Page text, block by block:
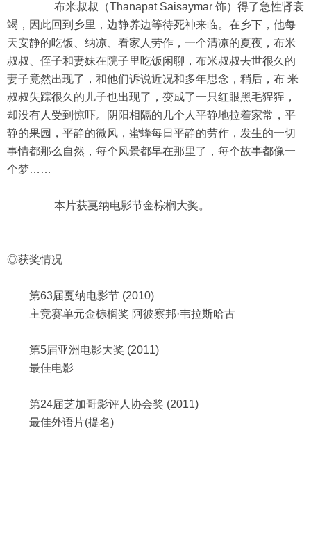
布米叔叔（Thanapat Saisaymar 饰）得了急性肾衰
竭，因此回到乡里，边静养边等待死神来临。在乡下，他每
天安静的吃饭、纳凉、看家人劳作，一个清凉的夏夜，布米
叔叔、侄子和妻妹在院子里吃饭闲聊，布米叔叔去世很久的
妻子竟然出现了，和他们诉说近况和多年思念，稍后，布 米
叔叔失踪很久的儿子也出现了，变成了一只红眼黑毛猩猩，
却没有人受到惊吓。阴阳相隔的几个人平静地拉着家常，平
静的果园，平静的微风，蜜蜂每日平静的劳作，发生的一切
事情都那么自然，每个风景都早在那里了，每个故事都像一
个梦……
本片获戛纳电影节金棕榈大奖。
◎获奖情况
第63届戛纳电影节 (2010)
主竞赛单元金棕榈奖 阿彼察邦·韦拉斯哈古
第5届亚洲电影大奖 (2011)
最佳电影
第24届芝加哥影评人协会奖 (2011)
最佳外语片(提名)